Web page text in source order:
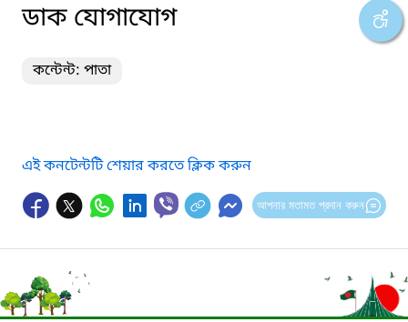
ডাক যোগাযোগ
কন্টেন্ট: পাতা
এই কনটেন্টটি শেয়ার করতে ক্লিক করুন
আপনার মতামত প্রদান করুন